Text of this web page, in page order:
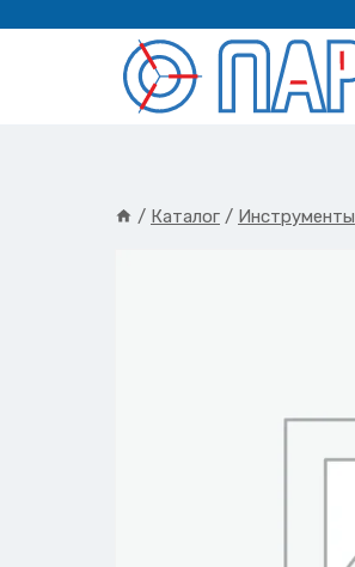
содержимому
/ Каталог / Инструменты